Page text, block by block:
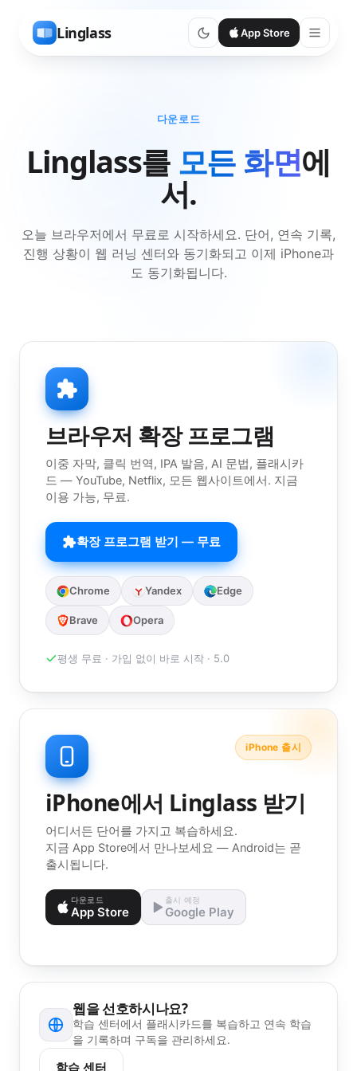
Linglass App Store
다운로드
Linglass를 모든 화면에
서.
오늘 브라우저에서 무료로 시작하세요. 단어, 연속 기록,
진행 상황이 웹 러닝 센터와 동기화되고 이제 iPhone과
도 동기화됩니다.
브라우저 확장 프로그램
이중 자막, 클릭 번역, IPA 발음, AI 문법, 플래시카
드 — YouTube, Netflix, 모든 웹사이트에서. 지금
이용 가능, 무료.
확장 프로그램 받기 — 무료
Chrome Yandex Edge
Brave Opera
평생 무료 · 가입 없이 바로 시작 · 5.0
iPhone 출시
iPhone에서 Linglass 받기
어디서든 단어를 가지고 복습하세요.
지금 App Store에서 만나보세요 — Android는 곧
출시됩니다.
다운로드
App Store
출시 예정
Google Play
웹을 선호하시나요?
학습 센터에서 플래시카드를 복습하고 연속 학습
을 기록하며 구독을 관리하세요.
학습 센터